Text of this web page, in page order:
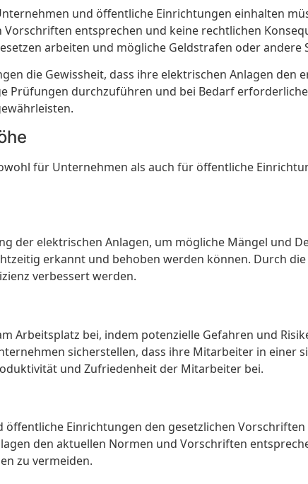
und öffentliche Einrichtungen einhalten
entsprechen und keine rechtlichen
arbeiten und mögliche Geldstrafen oder andere
die Gewissheit, dass ihre elektrischen Anlagen den
Prüfungen durchzuführen und bei Bedarf
für Unternehmen als auch für öffentliche
der elektrischen Anlagen, um mögliche Mängel und
erkannt und behoben werden können. Durch
verbessert werden.
Arbeitsplatz bei, indem potenzielle Gefahren und
sicherstellen, dass ihre Mitarbeiter in einer
und Zufriedenheit der Mitarbeiter bei.
Einrichtungen den gesetzlichen
den aktuellen Normen und Vorschriften
zu vermeiden.